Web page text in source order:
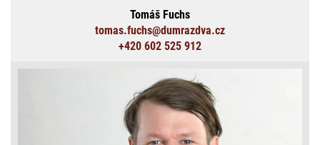
Tomáš Fuchs
tomas.fuchs@dumrazdva.cz
+420 602 525 912